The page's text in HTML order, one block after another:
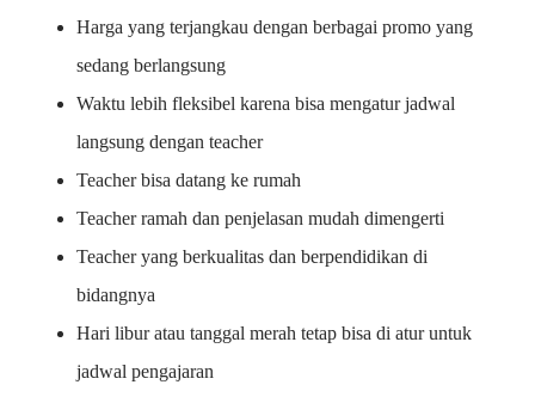
Harga yang terjangkau dengan berbagai promo yang
sedang berlangsung
Waktu lebih fleksibel karena bisa mengatur jadwal
langsung dengan teacher
Teacher bisa datang ke rumah
Teacher ramah dan penjelasan mudah dimengerti
Teacher yang berkualitas dan berpendidikan di
bidangnya
Hari libur atau tanggal merah tetap bisa di atur untuk
jadwal pengajaran